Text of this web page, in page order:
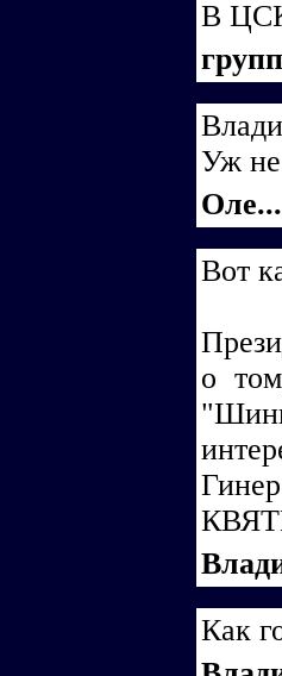
В
Уж не
Оле...
Вот
о
Как